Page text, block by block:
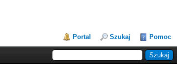
Portal Szukaj Pomoc